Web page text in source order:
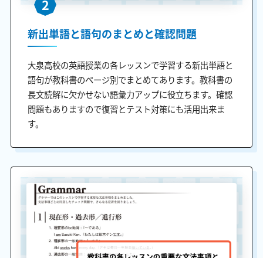
2
新出単語と語句のまとめと確認問題
大泉高校の英語授業の各レッスンで学習する新出単語と
語句が教科書のページ別でまとめてあります。教科書の
長文読解に欠かせない語彙力アップに役立ちます。確認
問題もありますので復習とテスト対策にも活用出来ま
す。